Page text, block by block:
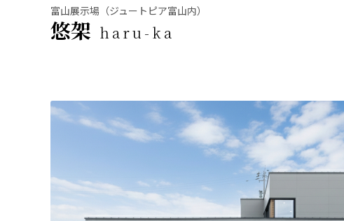
富山展示場（ジュートピア富山内）
悠架 haru-ka